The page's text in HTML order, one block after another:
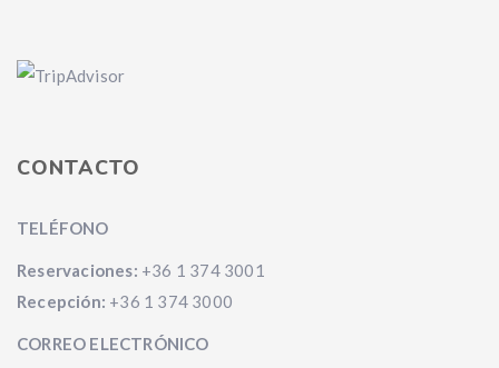
CONTACTO
TELÉFONO
Reservaciones: +36 1 374 3001
Recepción: +36 1 374 3000
CORREO ELECTRÓNICO